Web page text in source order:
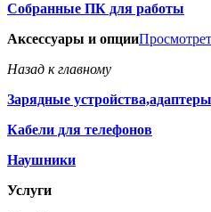
Собранные ПК для работы
Аксессуары и опции
Назад к главному
Зарядные устройства,адаптеры
Кабели для телефонов
Наушники
Услуги